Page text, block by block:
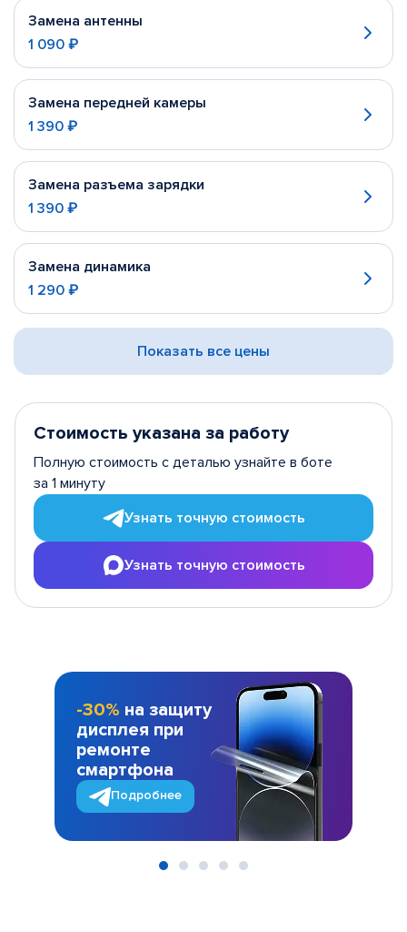
Замена антенны
1 090 ₽
Замена передней камеры
1 390 ₽
Замена разъема зарядки
1 390 ₽
Замена динамика
1 290 ₽
Показать все цены
Стоимость указана за работу
Полную стоимость с деталью узнайте в боте
за 1 минуту
Узнать точную стоимость
Узнать точную стоимость
-30% на защиту
дисплея при
ремонте
смартфона
Подробнее